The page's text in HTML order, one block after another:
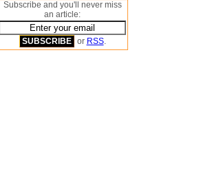
Subscribe and you'll never miss
an article:
or RSS.